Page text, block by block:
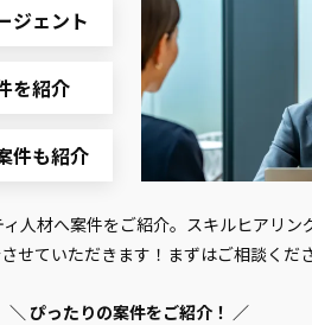
ジェント
を紹介
件も紹介
人材へ案件をご紹介。スキルヒアリン
せていただきます！まずはご相談くだ
＼ ぴったりの案件をご紹介！ ／